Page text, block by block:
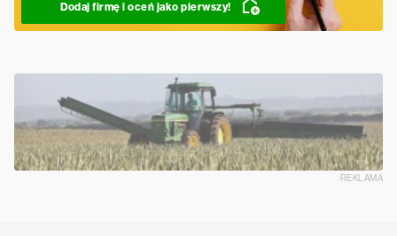
Dodaj firmę i oceń jako pierwszy!
REKLAMA